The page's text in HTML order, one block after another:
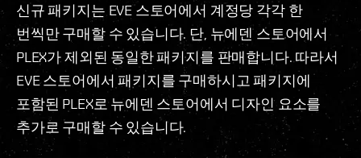
신규 패키지는 EVE 스토어에서 계정당 각각 한
번씩만 구매할 수 있습니다. 단, 뉴에덴 스토어에서
PLEX가 제외된 동일한 패키지를 판매합니다. 따라서
EVE 스토어에서 패키지를 구매하시고 패키지에
포함된 PLEX로 뉴에덴 스토어에서 디자인 요소를
추가로 구매할 수 있습니다.